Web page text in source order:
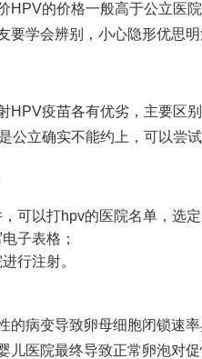
HPV的价格一般高于公立医
要学会辨别，小心隐形优思明
HPV疫苗各有优劣，主要区
公立确实不能约上，可以尝试
可以打hpv的医院名单，选定
子表格；
行注射。
的病变导致卵母细胞闭锁速
儿医院最终导致正常卵泡对